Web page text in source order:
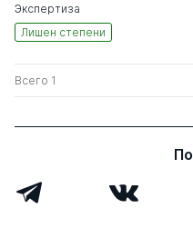
Экспертиза
Лишен степени
Всего 1